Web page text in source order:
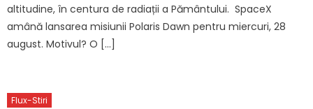
altitudine, în centura de radiații a Pământului. SpaceX
amână lansarea misiunii Polaris Dawn pentru miercuri, 28
august. Motivul? O […]
Flux-Stiri